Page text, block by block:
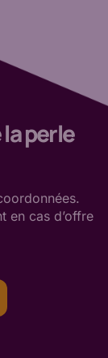
perle
en cas d’offre